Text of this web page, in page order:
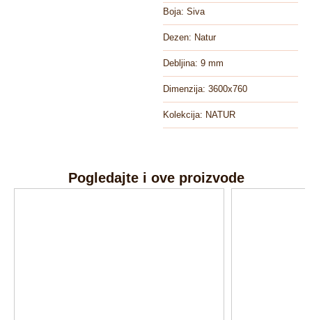
Boja: Siva
Dezen: Natur
Debljina: 9 mm
Dimenzija: 3600x760
Kolekcija: NATUR
Pogledajte i ove proizvode